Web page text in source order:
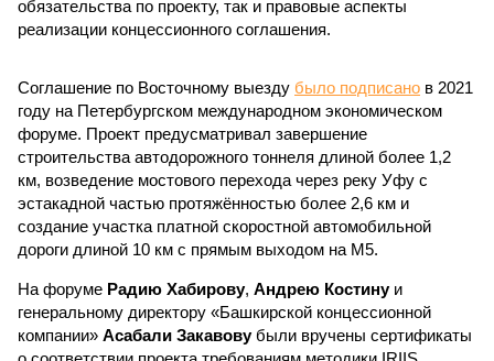
обязательства по проекту, так и правовые аспекты
реализации концессионного соглашения.
Соглашение по Восточному выезду было подписано в 2021
году на Петербургском международном экономическом
форуме. Проект предусматривал завершение
строительства автодорожного тоннеля длиной более 1,2
км, возведение мостового перехода через реку Уфу с
эстакадной частью протяжённостью более 2,6 км и
создание участка платной скоростной автомобильной
дороги длиной 10 км с прямым выходом на М5.
На форуме Радию Хабирову, Андрею Костинуи
генеральному директору «Башкирской концессионной
компании» Асабали Закавовубыли вручены сертификаты